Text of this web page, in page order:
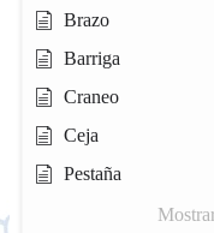
Brazo
Barriga
Craneo
Ceja
Pestaña